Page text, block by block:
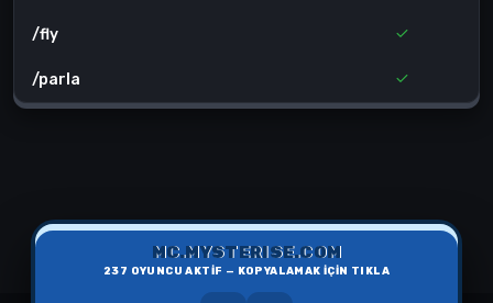
/fly
/parla
MC.MYSTERISE.COM
237 OYUNCU AKTİF — KOPYALAMAK İÇİN TIKLA